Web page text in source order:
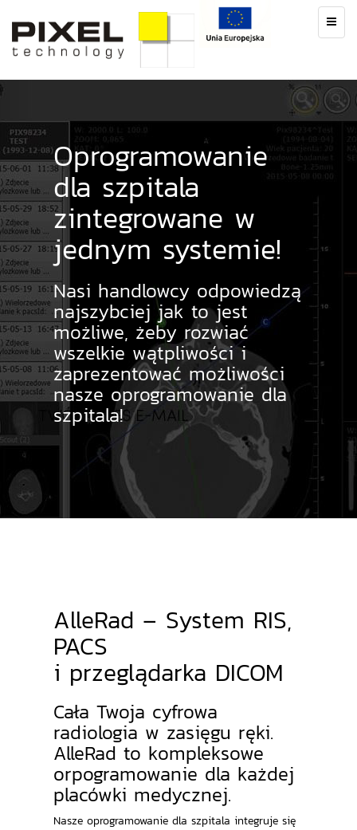
Toggle
Oprogramowanie
dla szpitala
zintegrowane w
jednym systemie!
Nasi handlowcy odpowiedzą
najszybciej jak to jest
możliwe, żeby rozwiać
wszelkie wątpliwości i
zaprezentować możliwości
nasze oprogramowanie dla
szpitala!
AlleRad – System RIS,
PACS
i przeglądarka DICOM
Cała Twoja cyfrowa
radiologia w zasięgu ręki.
AlleRad to kompleksowe
orpogramowanie dla każdej
placówki medycznej.
Nasze oprogramowanie dla szpitala integruje się